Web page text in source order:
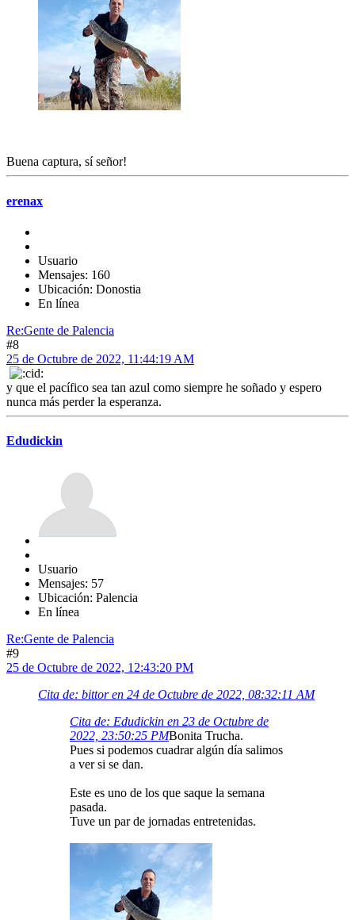
Buena captura, sí señor!
erenax
Usuario
Mensajes: 160
Ubicación: Donostia
En línea
Re:Gente de Palencia
#8
25 de Octubre de 2022, 11:44:19 AM
y que el pacífico sea tan azul como siempre he soñado y espero
nunca más perder la esperanza.
Edudickin
Usuario
Mensajes: 57
Ubicación: Palencia
En línea
Re:Gente de Palencia
#9
25 de Octubre de 2022, 12:43:20 PM
Cita de: bittor en 24 de Octubre de 2022, 08:32:11 AM
Cita de: Edudickin en 23 de Octubre de
2022, 23:50:25 PMBonita Trucha.
Pues si podemos cuadrar algún día salimos
a ver si se dan.
Este es uno de los que saque la semana
pasada.
Tuve un par de jornadas entretenidas.